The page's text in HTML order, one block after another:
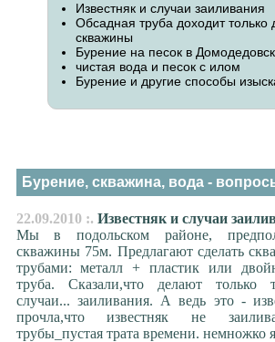
Известняк и случаи заиливания
Обсадная труба доходит только
скважины
Бурение на песок в
чистая вода и песок с илом
Бурение и другие способы
Бурение, скважина, вода -
22.09.2010 :. Известняк и случаи
Мы в подольском районе,
скважины 75м. Предлагают сделать
трубами: металл + пластик или
труба. Сказали,что делают только
случаи... заиливания. А ведь это -
прочла,что известняк не
трубы_пустая трата времени. немножко я